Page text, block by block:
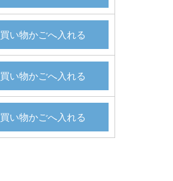
買い物かごへ入れる
買い物かごへ入れる
買い物かごへ入れる